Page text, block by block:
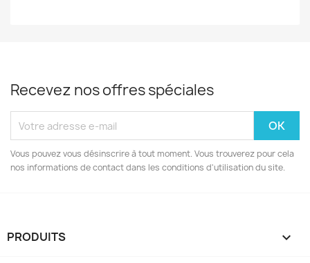
Recevez nos offres spéciales
Vous pouvez vous désinscrire à tout moment. Vous trouverez pour cela
nos informations de contact dans les conditions d'utilisation du site.
PRODUITS 